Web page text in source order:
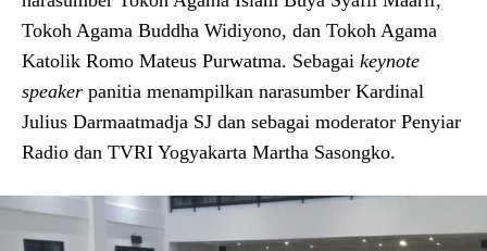
Tokoh Agama Buddha Widiyono, dan Tokoh Agama
Katolik Romo Mateus Purwatma. Sebagai keynote
speaker panitia menampilkan narasumber Kardinal
Julius Darmaatmadja SJ dan sebagai moderator Penyiar
Radio dan TVRI Yogyakarta Martha Sasongko.